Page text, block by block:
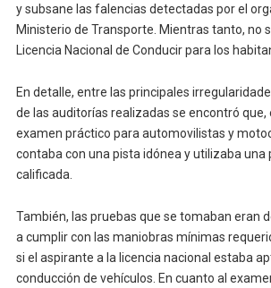
y subsane las falencias detectadas por el
Ministerio de Transporte. Mientras tanto, no
Licencia Nacional de Conducir para los
En detalle, entre las principales
de las auditorías realizadas se encontró que,
examen práctico para automovilistas y
contaba con una pista idónea y utilizaba una
calificada.
También, las pruebas que se tomaban eran
a cumplir con las maniobras mínimas
si el aspirante a la licencia nacional estaba
conducción de vehículos. En cuanto al